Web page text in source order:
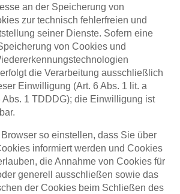
an der Speicherung von
zur technisch fehlerfreien und
seiner Dienste. Sofern eine
von Cookies und
die Verarbeitung ausschließlich
Einwilligung (Art. 6 Abs. 1 lit. a
Abs. 1 TDDDG); die Einwilligung ist
so einstellen, dass Sie über
informiert werden und Cookies
die Annahme von Cookies für
generell ausschließen sowie das
der Cookies beim Schließen des